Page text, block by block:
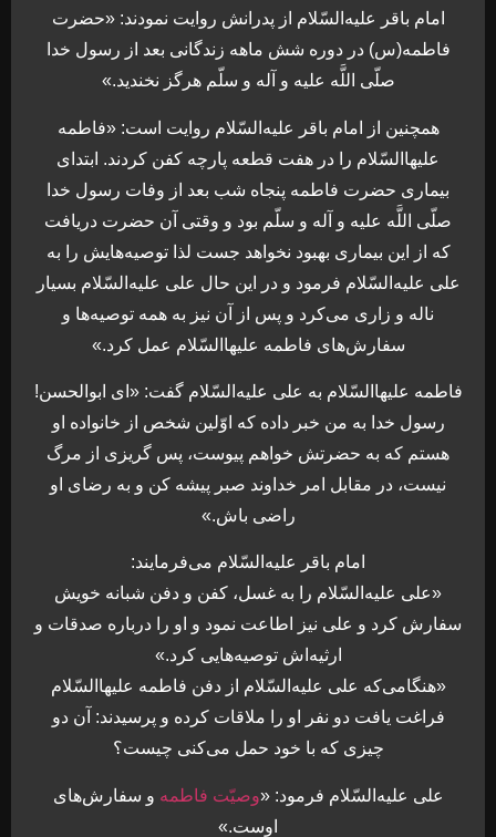
امام باقر عليه‌السّلام از پدرانش روايت نمودند: «حضرت
فاطمه(س) در دوره شش ماهه زندگانى بعد از رسول خدا
صلّى اللَّه عليه و آله و سلّم هرگز نخنديد.»
همچنین از امام باقر عليه‌السّلام روايت است: «فاطمه
عليهاالسّلام را در هفت قطعه پارچه كفن كردند. ابتداى
بيمارى حضرت فاطمه پنجاه شب بعد از وفات رسول خدا
صلّى اللَّه عليه و آله و سلّم بود و وقتى آن حضرت دريافت
كه از اين بيمارى بهبود نخواهد جست لذا توصيه‏‌هايش را به
على عليه‌السّلام فرمود و در اين حال على عليه‌السّلام بسيار
ناله و زارى مى‏‌كرد و پس از آن نيز به همه توصيه‌‏ها و
سفارش‌‏هاى فاطمه عليهاالسّلام عمل كرد.»
فاطمه عليهاالسّلام به على عليه‌السّلام گفت: «اى ابوالحسن!
رسول خدا به من خبر داده كه اوّلين شخص از خانواده او
هستم كه به حضرتش خواهم پيوست، پس گريزى از مرگ
نيست، در مقابل امر خداوند صبر پيشه كن و به رضاى او
راضى باش.»
امام باقر عليه‌السّلام می‌فرمایند:
«على عليه‌السّلام را به غسل، كفن و دفن شبانه خويش
سفارش كرد و على نيز اطاعت نمود و او را درباره صدقات و
ارثيه‏‌اش توصيه‏‌هايى كرد.»
«هنگامى‌كه على عليه‌السّلام از دفن فاطمه عليهاالسّلام
فراغت يافت دو نفر او را ملاقات كرده و پرسيدند: آن دو
چيزى كه با خود حمل مى‏‌كنى چيست؟
على عليه‌السّلام فرمود: «وصيّت فاطمه و سفارش‏‌هاى
اوست.»